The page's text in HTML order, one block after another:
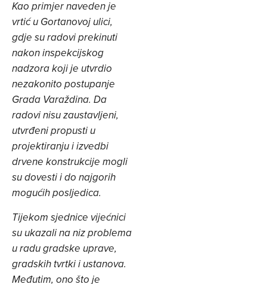
Kao primjer naveden je
vrtić u Gortanovoj ulici,
gdje su radovi prekinuti
nakon inspekcijskog
nadzora koji je utvrdio
nezakonito postupanje
Grada Varaždina. Da
radovi nisu zaustavljeni,
utvrđeni propusti u
projektiranju i izvedbi
drvene konstrukcije mogli
su dovesti i do najgorih
mogućih posljedica.
Tijekom sjednice vijećnici
su ukazali na niz problema
u radu gradske uprave,
gradskih tvrtki i ustanova.
Međutim, ono što je